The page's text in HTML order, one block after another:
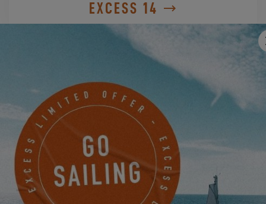
EXCESS 14
FISSATE UN APPUNTAMENTO
Denison Yachting - San Diego
2353 Shelter Island Drive
San Diego, Stati Uniti